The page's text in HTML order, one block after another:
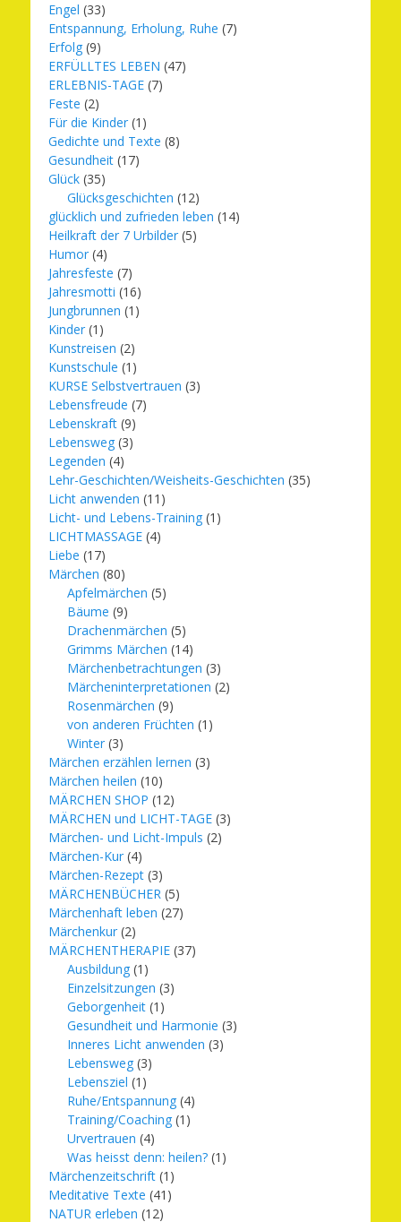
Engel (33)
Entspannung, Erholung, Ruhe (7)
Erfolg (9)
ERFÜLLTES LEBEN (47)
ERLEBNIS-TAGE (7)
Feste (2)
Für die Kinder (1)
Gedichte und Texte (8)
Gesundheit (17)
Glück (35)
Glücksgeschichten (12)
glücklich und zufrieden leben (14)
Heilkraft der 7 Urbilder (5)
Humor (4)
Jahresfeste (7)
Jahresmotti (16)
Jungbrunnen (1)
Kinder (1)
Kunstreisen (2)
Kunstschule (1)
KURSE Selbstvertrauen (3)
Lebensfreude (7)
Lebenskraft (9)
Lebensweg (3)
Legenden (4)
Lehr-Geschichten/Weisheits-Geschichten (35)
Licht anwenden (11)
Licht- und Lebens-Training (1)
LICHTMASSAGE (4)
Liebe (17)
Märchen (80)
Apfelmärchen (5)
Bäume (9)
Drachenmärchen (5)
Grimms Märchen (14)
Märchenbetrachtungen (3)
Märcheninterpretationen (2)
Rosenmärchen (9)
von anderen Früchten (1)
Winter (3)
Märchen erzählen lernen (3)
Märchen heilen (10)
MÄRCHEN SHOP (12)
MÄRCHEN und LICHT-TAGE (3)
Märchen- und Licht-Impuls (2)
Märchen-Kur (4)
Märchen-Rezept (3)
MÄRCHENBÜCHER (5)
Märchenhaft leben (27)
Märchenkur (2)
MÄRCHENTHERAPIE (37)
Ausbildung (1)
Einzelsitzungen (3)
Geborgenheit (1)
Gesundheit und Harmonie (3)
Inneres Licht anwenden (3)
Lebensweg (3)
Lebensziel (1)
Ruhe/Entspannung (4)
Training/Coaching (1)
Urvertrauen (4)
Was heisst denn: heilen? (1)
Märchenzeitschrift (1)
Meditative Texte (41)
NATUR erleben (12)